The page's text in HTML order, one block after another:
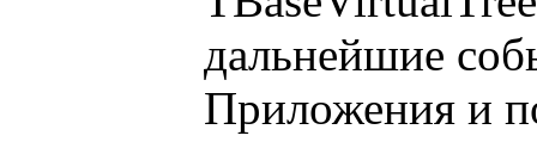
дальнейшие
Приложения и